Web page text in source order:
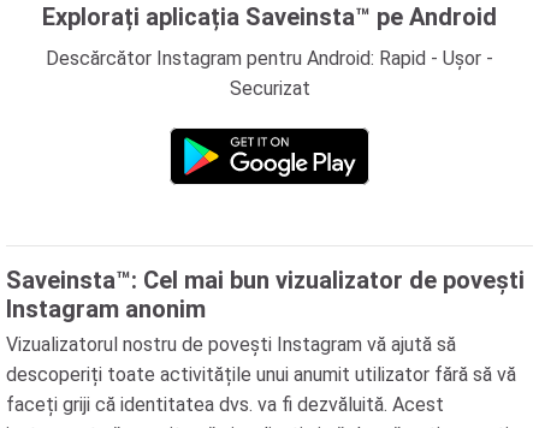
Explorați aplicația Saveinsta™ pe Android
Descărcător Instagram pentru Android: Rapid - Ușor -
Securizat
Saveinsta™: Cel mai bun vizualizator de povești
Instagram anonim
Vizualizatorul nostru de povești Instagram vă ajută să
descoperiți toate activitățile unui anumit utilizator fără să vă
faceți griji că identitatea dvs. va fi dezvăluită. Acest